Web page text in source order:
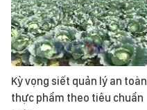
Kỳ vọng siết quản lý an toàn
thực phẩm theo tiêu chuẩn